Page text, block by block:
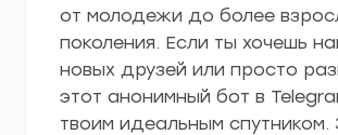
от молодежи до более
поколения. Если ты хочешь
новых друзей или просто
этот анонимный бот в
твоим идеальным спутником.